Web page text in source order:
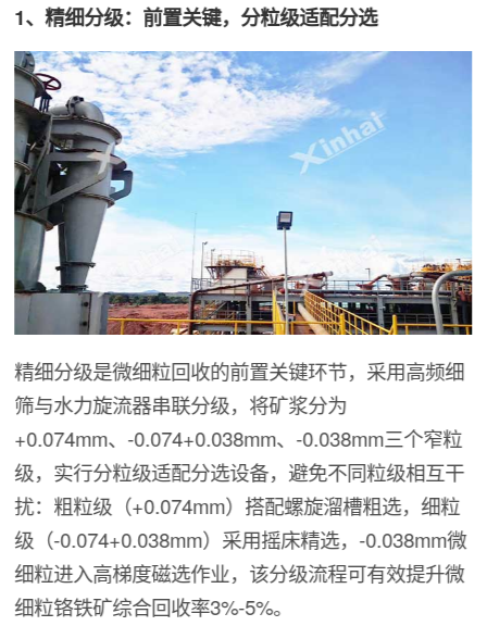
1、精细分级：前置关键，分粒级适配分选
精细分级是微细粒回收的前置关键环节，采用高频细
筛与水力旋流器串联分级，将矿浆分为
+0.074mm、-0.074+0.038mm、-0.038mm三个窄粒
级，实行分粒级适配分选设备，避免不同粒级相互干
扰：粗粒级（+0.074mm）搭配螺旋溜槽粗选，细粒
级（-0.074+0.038mm）采用摇床精选，-0.038mm微
细粒进入高梯度磁选作业，该分级流程可有效提升微
细粒铬铁矿综合回收率3%-5%。